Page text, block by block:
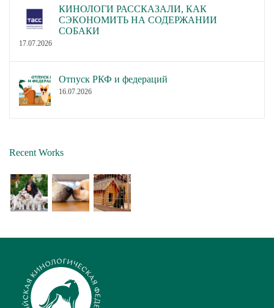
КИНОЛОГИ РАССКАЗАЛИ, КАК
СЭКОНОМИТЬ НА СОДЕРЖАНИИ
СОБАКИ
17.07.2026
Отпуск РКФ и федераций
16.07.2026
Recent Works